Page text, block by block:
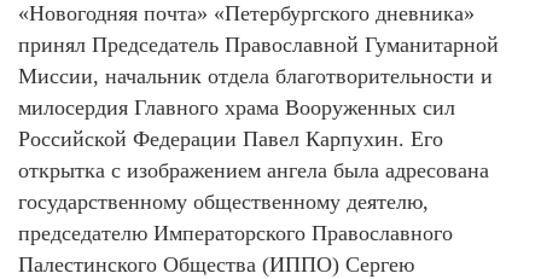
«Новогодняя почта» «Петербургского дневника»
принял Председатель Православной Гуманитарной
Миссии, начальник отдела благотворительности и
милосердия Главного храма Вооруженных сил
Российской Федерации Павел Карпухин. Его
открытка с изображением ангела была адресована
государственному общественному деятелю,
председателю Императорского Православного
Палестинского Общества (ИППО) Сергею